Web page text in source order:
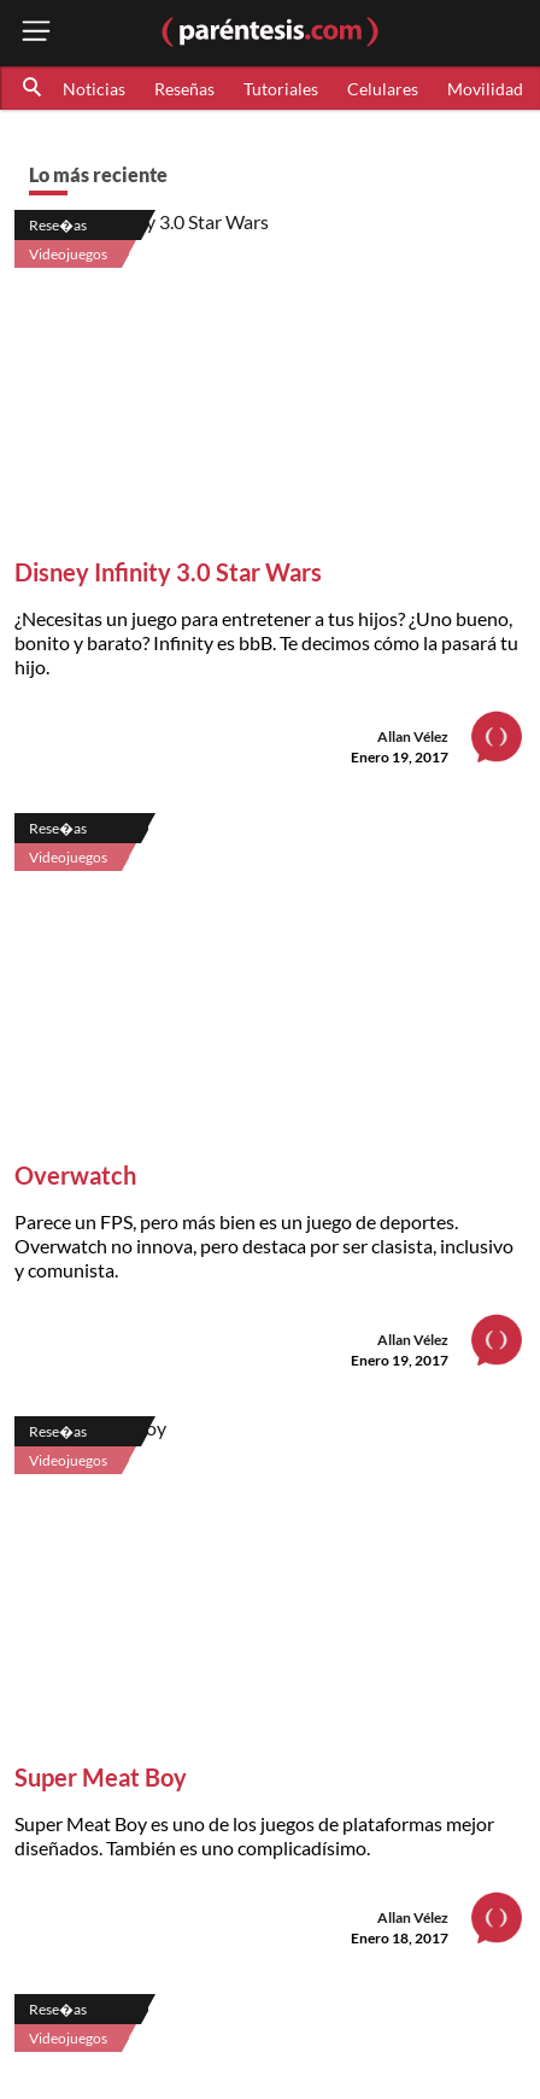
Noticias Reseñas Tutoriales Celulares Movilidad
Lo más reciente
Rese�as
Videojuegos
Disney Infinity 3.0 Star Wars
¿Necesitas un juego para entretener a tus hijos? ¿Uno bueno,
bonito y barato? Infinity es bbB. Te decimos cómo la pasará tu
hijo.
Allan Vélez
Enero 19, 2017
Rese�as
Videojuegos
Overwatch
Parece un FPS, pero más bien es un juego de deportes.
Overwatch no innova, pero destaca por ser clasista, inclusivo
y comunista.
Allan Vélez
Enero 19, 2017
Rese�as
Videojuegos
Super Meat Boy
Super Meat Boy es uno de los juegos de plataformas mejor
diseñados. También es uno complicadísimo.
Allan Vélez
Enero 18, 2017
Rese�as
Videojuegos